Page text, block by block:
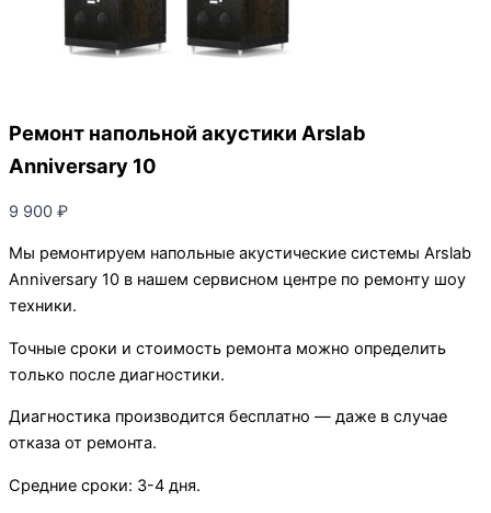
Ремонт напольной акустики Arslab
Anniversary 10
9 900 ₽
Мы ремонтируем напольные акустические системы Arslab
Anniversary 10 в нашем сервисном центре по ремонту шоу
техники.
Точные сроки и стоимость ремонта можно определить
только после диагностики.
Диагностика производится бесплатно — даже в случае
отказа от ремонта.
Средние сроки: 3-4 дня.